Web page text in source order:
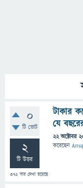
0
টি ভোট
2
টি উত্তর
372বার দেখা হয়েছে
টাকার
যে
22 অক্টোবর
করেছেন